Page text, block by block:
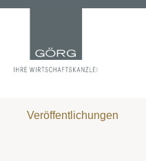
Veröffentlichungen